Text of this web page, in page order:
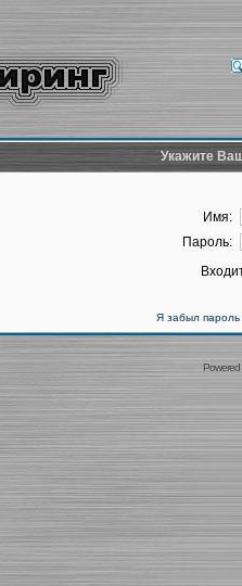
Укажите
Имя:
Пароль:
Я забыл пароль